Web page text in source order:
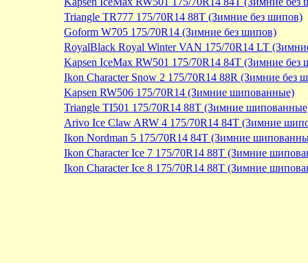
Triangle TR777 175/70R14 88T (Зимние без шипов)
Goform W705 175/70R14 (Зимние без шипов)
RoyalBlack Royal Winter VAN 175/70R14 LT
Kapsen IceMax RW501 175/70R14 84T (Зимние без
Ikon Character Snow 2 175/70R14 88R (Зимние без
Kapsen RW506 175/70R14 (Зимние шипованные)
Triangle TI501 175/70R14 88T (Зимние
Arivo Ice Claw ARW 4 175/70R14 84T (Зимние
Ikon Nordman 5 175/70R14 84T (Зимние
Ikon Character Ice 7 175/70R14 88T (Зимние
Ikon Character Ice 8 175/70R14 88T (Зимние